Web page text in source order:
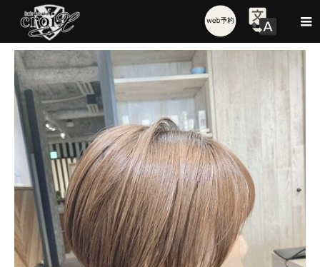
Style 大人かわいいアッシュカラー